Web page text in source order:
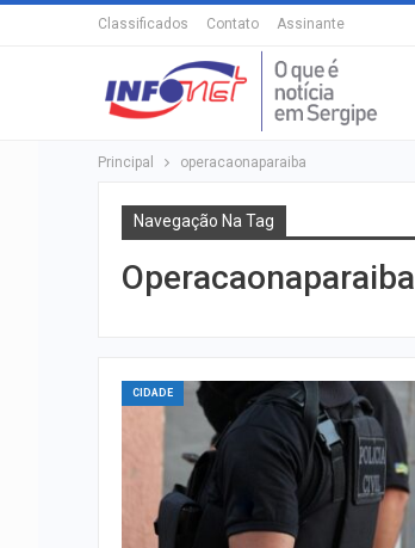
Classificados Contato Assinante
Principal operacaonaparaiba
Navegação Na Tag
Operacaonaparaiba
CIDADE